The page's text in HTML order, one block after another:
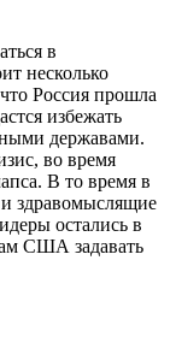
в
несколько
Россия прошла
избежать
державами.
во время
В то время в
здравомыслящие
остались в
США задавать